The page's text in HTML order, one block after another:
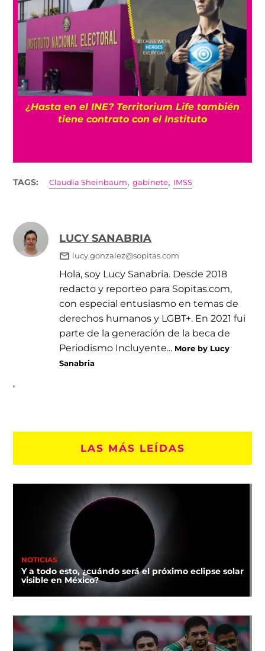
¿Hasta en el INE? Territorium Life también
tiene contrato con el Instituto
TAGS: Claudia Sheinbaum,gabinete, IMSS
LUCY SANABRIA
lucy.gonzalez@sopitas.com
Hola, soy Lucy Sanabria. Desde 2018
redacto y reporteo para Sopitas.com,
con especial entusiasmo en temas de
derechos humanos y LGBT+. En 2021 fui
parte de la generación de la beca de
Periodismo Incluyente... More by Lucy
Sanabria
LAS MÁS LEÍDAS
NOTICIAS
Y a todo esto, ¿cuándo será el próximo eclipse solar
visible en México?